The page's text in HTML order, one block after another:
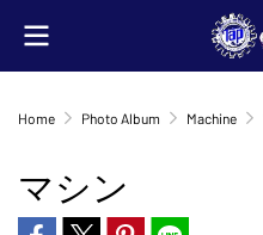
Home Photo Album Machine
マシン